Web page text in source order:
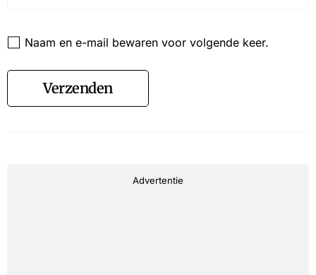
Naam en e-mail bewaren voor volgende keer.
Verzenden
Advertentie